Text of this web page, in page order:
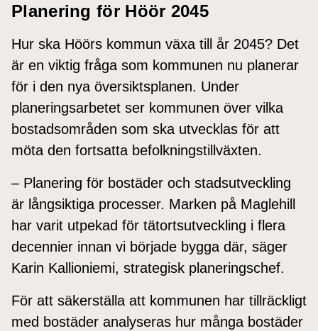
Planering för Höör 2045
Hur ska Höörs kommun växa till år 2045? Det
är en viktig fråga som kommunen nu planerar
för i den nya översiktsplanen. Under
planeringsarbetet ser kommunen över vilka
bostadsområden som ska utvecklas för att
möta den fortsatta befolkningstillväxten.
– Planering för bostäder och stadsutveckling
är långsiktiga processer. Marken på Maglehill
har varit utpekad för tätortsutveckling i flera
decennier innan vi började bygga där, säger
Karin Kallioniemi, strategisk planeringschef.
För att säkerställa att kommunen har tillräckligt
med bostäder analyseras hur många bostäder